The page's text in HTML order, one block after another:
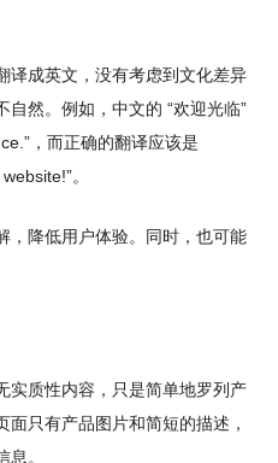
成英文，没有考虑到文化差异
然。例如，中文的 “欢迎光临”
，而正确的翻译应该是
。
降低用户体验。同时，也可能
质性内容，只是简单地罗列产
只有产品图片和简短的描述，
。